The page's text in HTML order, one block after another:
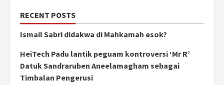
RECENT POSTS
Ismail Sabri didakwa di Mahkamah esok?
HeiTech Padu lantik peguam kontroversi ‘Mr R’
Datuk Sandraruben Aneelamagham sebagai
Timbalan Pengerusi